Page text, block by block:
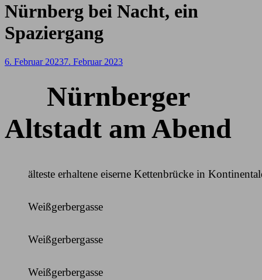
Nürnberg bei Nacht, ein
Spaziergang
6. Februar 20237. Februar 2023
Nürnberger
Altstadt am Abend
älteste erhaltene eiserne Kettenbrücke in
Weißgerbergasse
Weißgerbergasse
Weißgerbergasse